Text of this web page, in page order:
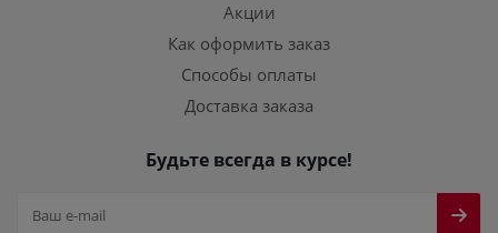
Акции
Как оформить заказ
Способы оплаты
Доставка заказа
Будьте всегда в курсе!